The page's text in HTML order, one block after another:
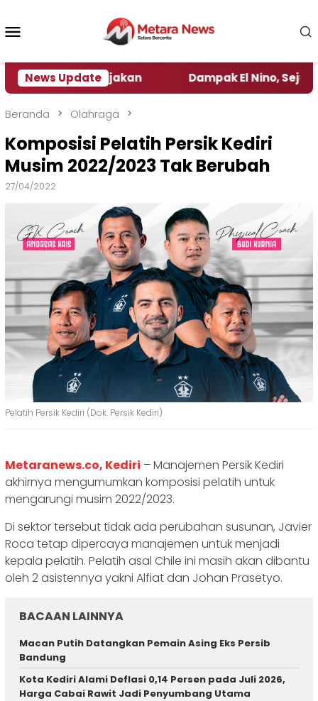
konten
News Update
Kebijakan Dampak El Nino, Sejumlah
Beranda Olahraga
Komposisi Pelatih Persik Kediri
Musim 2022/2023 Tak Berubah
27/04/2022
Pelatih Persik Kediri (Dok. Persik Kediri)
Metaranews.co, Kediri – Manajemen Persik Kediri
akhirnya mengumumkan komposisi pelatih untuk
mengarungi musim 2022/2023.
Di sektor tersebut tidak ada perubahan susunan, Javier
Roca tetap dipercaya manajemen untuk menjadi
kepala pelatih. Pelatih asal Chile ini masih akan dibantu
oleh 2 asistennya yakni Alfiat dan Johan Prasetyo.
BACAAN LAINNYA
Macan Putih Datangkan Pemain Asing Eks Persib
Bandung
Kota Kediri Alami Deflasi 0,14 Persen pada Juli 2026,
Harga Cabai Rawit Jadi Penyumbang Utama